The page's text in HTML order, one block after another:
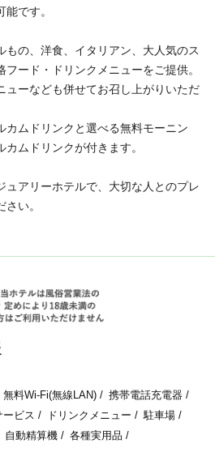
です。
もの、洋食、イタリアン、大人気のス
ード・ドリンクメニューをご提供。
ューなども併せてお召し上がりいただ
カムドリンクと選べる無料モーニン
ムドリンクが付きます。
ュアリーホテルで、大切な人とのプレ
い。
無料Wi-Fi(無線LAN)
携帯電話充電器
ビス ドリンクメニュー
駐車場
自動精算機 各種実用品